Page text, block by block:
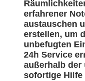
erfahrener
austauschen
erstellen, um
unbefugten
24h Service
außerhalb der
sofortige Hilfe